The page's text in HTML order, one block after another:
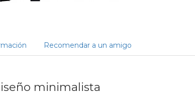
Recomendar a un amigo
minimalista